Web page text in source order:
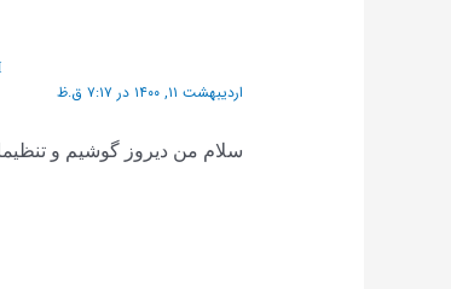
اردیبهشت ۱۱, ۱۴۰۰ در ۷:۱۷ ق.ظ
سلام من دیروز گوشیم و